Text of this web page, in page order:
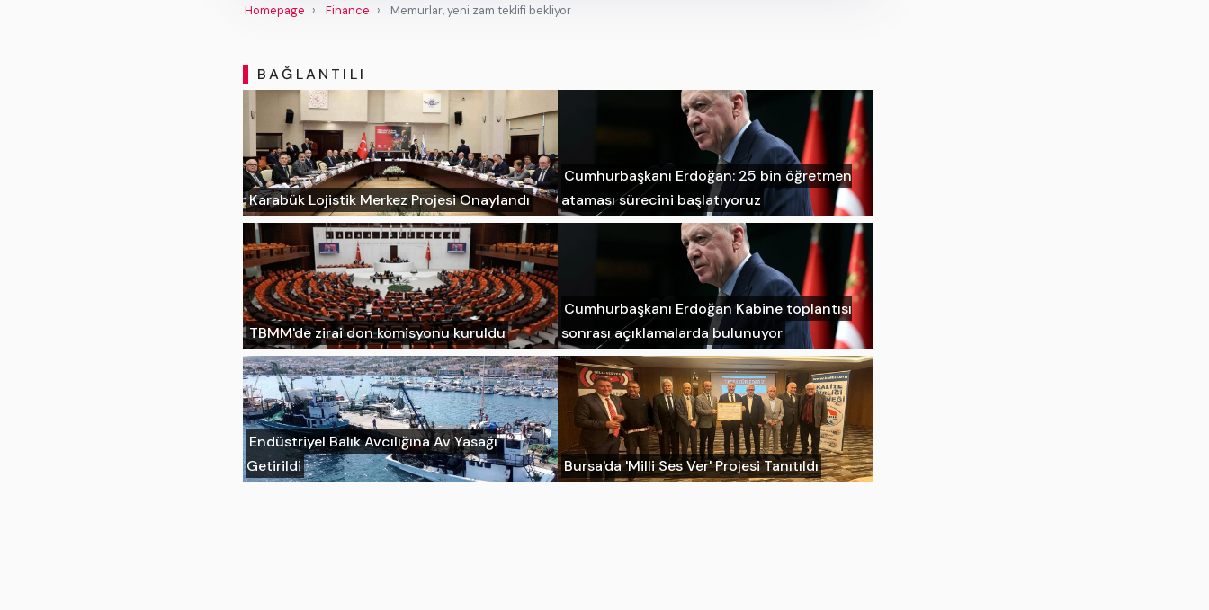
Homepage Finance Memurlar, yeni zam teklifi bekliyor
BAĞLANTILI
Karabük Lojistik Merkez Projesi Onaylandı
Cumhurbaşkanı Erdoğan: 25 bin öğretmen
ataması sürecini başlatıyoruz
TBMM'de zirai don komisyonu kuruldu
Cumhurbaşkanı Erdoğan Kabine toplantısı
sonrası açıklamalarda bulunuyor
Endüstriyel Balık Avcılığına Av Yasağı
Getirildi
Bursa'da 'Milli Ses Ver' Projesi Tanıtıldı